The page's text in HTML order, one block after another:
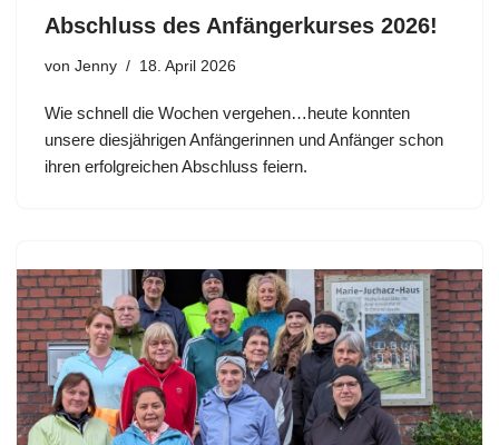
Abschluss des Anfängerkurses 2026!
von Jenny 18. April 2026
Wie schnell die Wochen vergehen…heute konnten
unsere diesjährigen Anfängerinnen und Anfänger schon
ihren erfolgreichen Abschluss feiern.